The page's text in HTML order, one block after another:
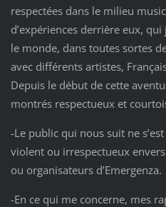
respectées dans le milieu
d’expériences derrière eux,
le monde, dans toutes sortes
avec différents artistes,
Depuis le début de cette
montrés respectueux et
-Le public qui nous suit ne
violent ou irrespectueux
ou organisateurs d’Emergenza.
-En ce qui me concerne, mes